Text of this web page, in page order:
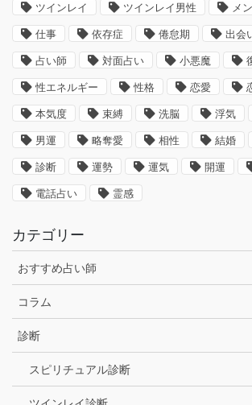
ツインレイ ツインレイ男性 メ
仕事 依存症 倦怠期 出会
占い師 対面占い 小悪魔
性エネルギー 性格 恋愛
本気度 束縛 洗脳 浮気
男運 略奪愛 相性 結婚
診断 運勢 運気 開運
電話占い 霊感
カテゴリー
おすすめ占い師
コラム
診断
スピリチュアル診断